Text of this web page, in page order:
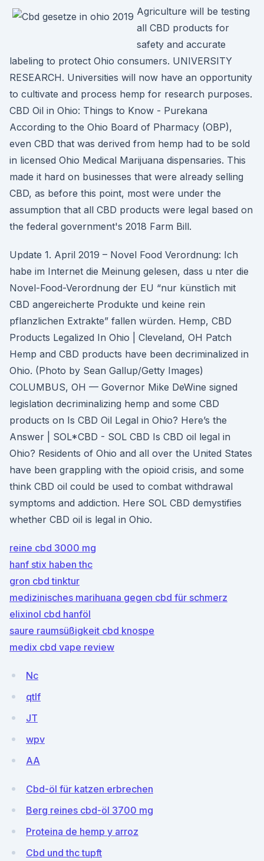
Agriculture will be testing
all CBD products for
safety and accurate
labeling to protect Ohio consumers. UNIVERSITY
RESEARCH. Universities will now have an opportunity
to cultivate and process hemp for research purposes.
CBD Oil in Ohio: Things to Know - Purekana
According to the Ohio Board of Pharmacy (OBP),
even CBD that was derived from hemp had to be sold
in licensed Ohio Medical Marijuana dispensaries. This
made it hard on businesses that were already selling
CBD, as before this point, most were under the
assumption that all CBD products were legal based on
the federal government's 2018 Farm Bill.
Update 1. April 2019 – Novel Food Verordnung: Ich
habe im Internet die Meinung gelesen, dass u nter die
Novel-Food-Verordnung der EU “nur künstlich mit
CBD angereicherte Produkte und keine rein
pflanzlichen Extrakte” fallen würden. Hemp, CBD
Products Legalized In Ohio | Cleveland, OH Patch
Hemp and CBD products have been decriminalized in
Ohio. (Photo by Sean Gallup/Getty Images)
COLUMBUS, OH — Governor Mike DeWine signed
legislation decriminalizing hemp and some CBD
products on Is CBD Oil Legal in Ohio? Here’s the
Answer | SOL*CBD - SOL CBD Is CBD oil legal in
Ohio? Residents of Ohio and all over the United States
have been grappling with the opioid crisis, and some
think CBD oil could be used to combat withdrawal
symptoms and addiction. Here SOL CBD demystifies
whether CBD oil is legal in Ohio.
reine cbd 3000 mg
hanf stix haben thc
gron cbd tinktur
medizinisches marihuana gegen cbd für schmerz
elixinol cbd hanföl
saure raumsüßigkeit cbd knospe
medix cbd vape review
Nc
qtlf
JT
wpv
AA
Cbd-öl für katzen erbrechen
Berg reines cbd-öl 3700 mg
Proteina de hemp y arroz
Cbd und thc tupft